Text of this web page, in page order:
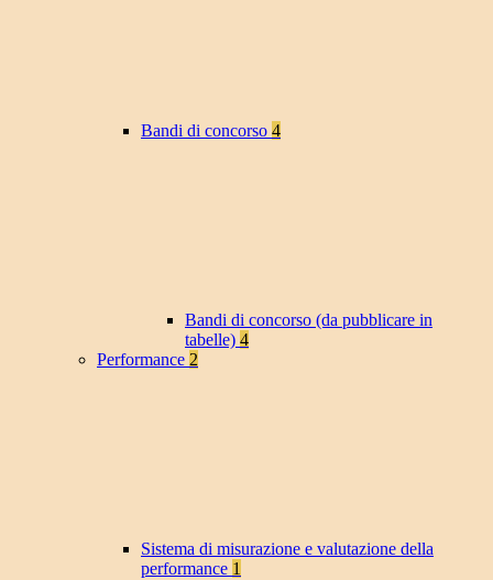
Bandi di concorso 4
Bandi di concorso (da pubblicare in
tabelle) 4
Performance 2
Sistema di misurazione e valutazione della
performance 1